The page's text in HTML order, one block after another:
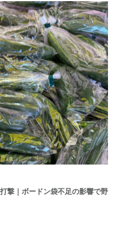
撃｜ボードン袋不⾜の影響で野